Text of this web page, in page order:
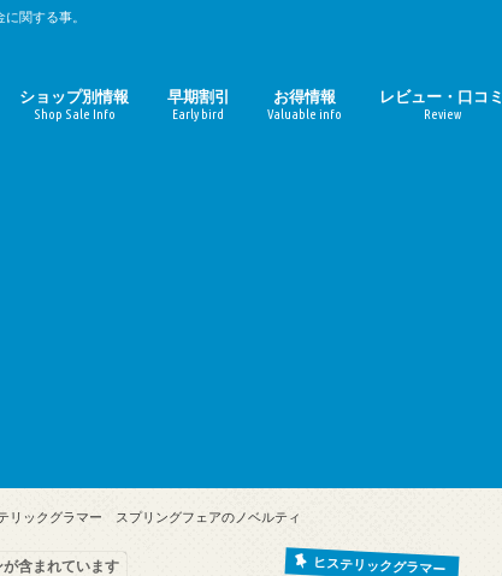
関する事。
ショップ別情報
Shop Sale Info
早期割引
Early bird
お得情報
Valuable info
レビュー・口コミ
Review
リックグラマー スプリングフェアのノベルティ
ヒステリックグラマー
含まれています